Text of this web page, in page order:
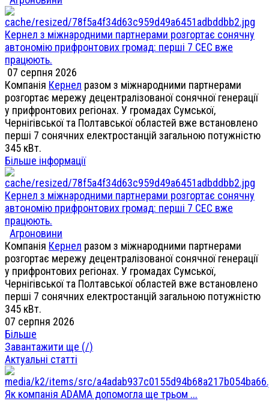
Кернел з міжнародними партнерами розгортає сонячну
автономію прифронтових громад: перші 7 СЕС вже
працюють.
07 серпня 2026
Компанія Кернел разом з міжнародними партнерами
розгортає мережу децентралізованої сонячної генерації
у прифронтових регіонах. У громадах Сумської,
Чернігівської та Полтавської областей вже встановлено
перші 7 сонячних електростанцій загальною потужністю
345 кВт.
Більше інформації
Кернел з міжнародними партнерами розгортає сонячну
автономію прифронтових громад: перші 7 СЕС вже
працюють.
Агроновини
Компанія Кернел разом з міжнародними партнерами
розгортає мережу децентралізованої сонячної генерації
у прифронтових регіонах. У громадах Сумської,
Чернігівської та Полтавської областей вже встановлено
перші 7 сонячних електростанцій загальною потужністю
345 кВт.
07 серпня 2026
Більше
Завантажити ще (/)
Актуальні статті
Як компанія ADAMA допомогла ще трьом ...